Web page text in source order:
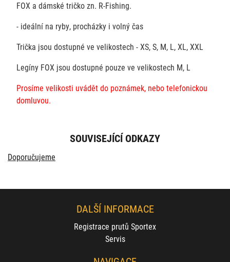
FOX a dámské tričko zn. R-Fishing.
- ideální na ryby, procházky i volný čas
Trička jsou dostupné ve velikostech - XS, S, M, L, XL, XXL
Legíny FOX jsou dostupné pouze ve velikostech M, L
Prosíme velikosti uvádět do poznámek, nebo telefonickou
domluvou.
SOUVISEJÍCÍ ODKAZY
Doporučujeme
DALŠÍ INFORMACE
Registrace prutů Sportex
Servis